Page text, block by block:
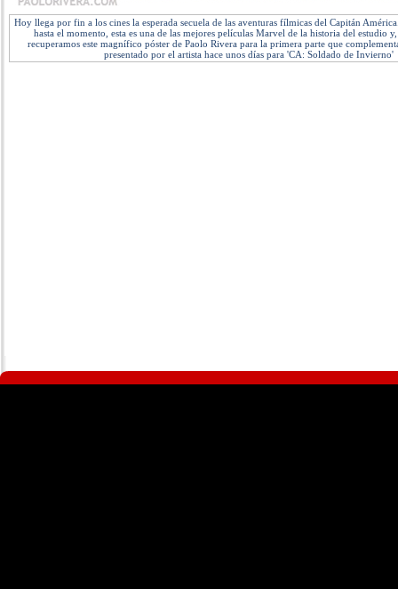
Hoy llega por fin a los cines la esperada secuela de las aventuras fílmicas del Capitán
hasta el momento, esta es una de las mejores películas Marvel de la historia del estudio
recuperamos este magnífico póster de Paolo Rivera para la primera parte que
presentado por el artista hace unos días para 'CA: Soldado de Invierno'